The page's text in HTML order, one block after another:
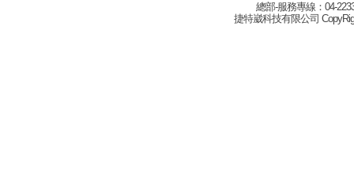
總部-服務專線：04-
捷特崴科技有限公司